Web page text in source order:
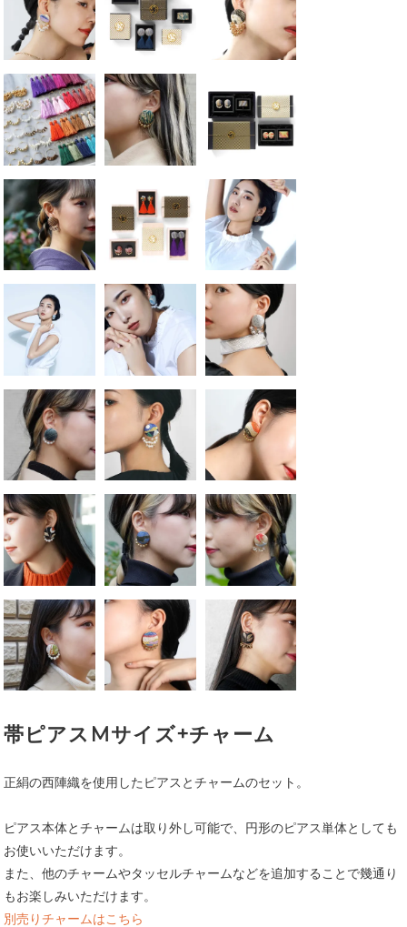
帯ピアスMサイズ+チャーム
正絹の西陣織を使用したピアスとチャームのセット。
ピアス本体とチャームは取り外し可能で、円形のピアス単体としても
お使いいただけます。
また、他のチャームやタッセルチャームなどを追加することで幾通り
もお楽しみいただけます。
別売りチャームはこちら